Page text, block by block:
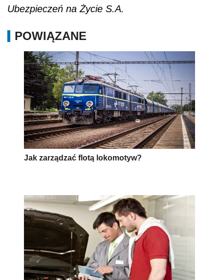
Ubezpieczeń na Życie S.A.
POWIĄZANE
Jak zarządzać flotą lokomotyw?